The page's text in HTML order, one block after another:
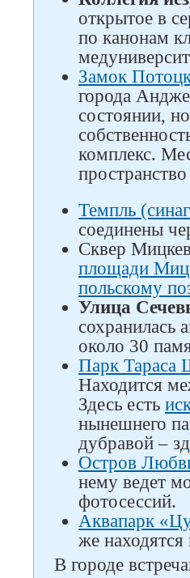
открытое в
по канонам
Замок
города
состоянии,
комплекс.
Темпль
соединены
Сквер
площади
польскому
Улица
сохранилась
около 30
Парк Тараса
Находится
Здесь есть
нынешнего
дубравой –
Остров
нему ведет
фотосессий.
Аквапарк
же находятся
В городе
Следите за